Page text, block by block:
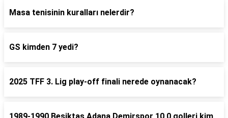
Masa tenisinin kuralları nelerdir?
GS kimden 7 yedi?
2025 TFF 3. Lig play-off finali nerede oynanacak?